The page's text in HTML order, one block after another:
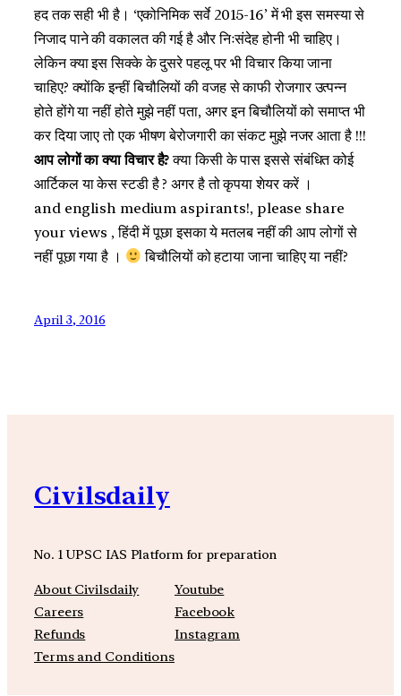
हद तक सही भी है। ‘एकोनिमिक सर्वे 2015-16’ में भी इस समस्या से
निजाद पाने की वकालत की गई है और निःसंदेह होनी भी चाहिए।
लेकिन क्या इस सिक्के के दुसरे पहलू पर भी विचार किया जाना
चाहिए? क्योंकि इन्हीं बिचौलियों की वजह से काफी रोजगार उत्पन्न
होते होंगे या नहीं होते मुझे नहीं पता, अगर इन बिचौलियों को समाप्त भी
कर दिया जाए तो एक भीषण बेरोजगारी का संकट मुझे नजर आता है !!!
आप लोगों का क्या विचार है?क्या किसी के पास इससे संबंधित कोई
आर्टिकल या केस स्टडी है ? अगर है तो कृपया शेयर करें ।
and english medium aspirants!, please share
your views , हिंदी में पूछा इसका ये मतलब नहीं की आप लोगों से
नहीं पूछा गया है ।
बिचौलियों को हटाया जाना चाहिए या नहीं?
April 3, 2016
Civilsdaily
No. 1 UPSC IAS Platform for preparation
About Civilsdaily
Careers
Refunds
Terms and Conditions
Youtube
Facebook
Instagram